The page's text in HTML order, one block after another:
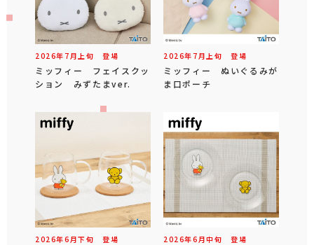
2026年 7 月 上旬 登場
ミッフィー フェイスクッ
ション みずたまver.
2026年 7 月 上旬 登場
ミッフィー ぬいぐるみが
ま口ポーチ
2026年6 月下旬 登場 2026年6 月中旬 登場